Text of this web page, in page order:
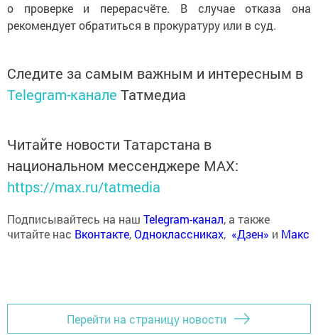
о проверке и перерасчёте. В случае отказа она
рекомендует обратиться в прокуратуру или в суд.
Следите за самым важным и интересным в
Telegram-канале Татмедиа
Читайте новости Татарстана в
национальном мессенджере MАХ:
https://max.ru/tatmedia
Подписывайтесь на наш Telegram-канал, а также
читайте нас Вконтакте,Одноклассниках, «Дзен» и Макс
Перейти на страницу новости